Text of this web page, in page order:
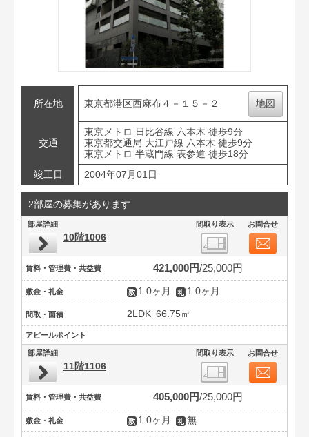
所在地 東京都港区西麻布４－１５－２ 地図
交通
東京メトロ 日比谷線 六本木 徒歩9分
東京都交通局 大江戸線 六本木 徒歩9分
東京メトロ 半蔵門線 表参道 徒歩18分
竣工日
2004年07月01日
2部屋の募集があります
部屋詳細 間取り表示 お問合せ
10階1006
賃料・管理費・共益費 421,000円 25,000円
敷金・礼金 1.0ヶ月 1.0ヶ月
間取・面積 2LDK 66.75㎡
アピールポイント
部屋詳細 間取り表示 お問合せ
11階1106
賃料・管理費・共益費 405,000円 25,000円
敷金・礼金 1.0ヶ月 無